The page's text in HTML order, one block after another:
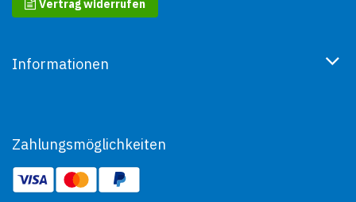
Vertrag widerrufen
Informationen
Zahlungsmöglichkeiten